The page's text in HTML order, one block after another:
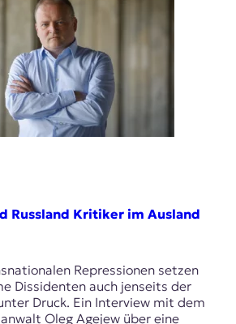
Russland Kritiker im Ausland
Repressionen setzen
Dissidenten auch jenseits der
Druck. Ein Interview mit dem
Oleg Agejew über eine